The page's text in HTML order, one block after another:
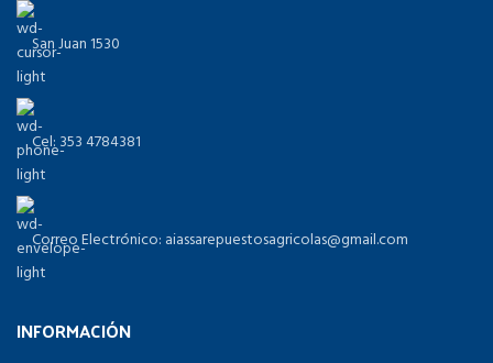
San Juan 1530
Cel: 353 4784381
Correo Electrónico: aiassarepuestosagricolas@gmail.com
INFORMACIÓN